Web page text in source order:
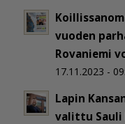
vuoden
Rovaniemi
17.11.2023 -
Lapin
valittu Sauli